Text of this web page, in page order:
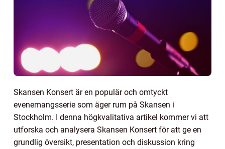
Skansen Konsert är en populär och omtyckt
evenemangsserie som äger rum på Skansen i
Stockholm. I denna högkvalitativa artikel kommer vi att
utforska och analysera Skansen Konsert för att ge en
grundlig översikt, presentation och diskussion kring